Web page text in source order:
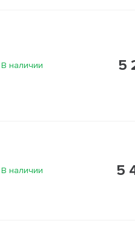
В наличии 5
В наличии 5